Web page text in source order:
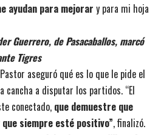
ayudan para mejorar y para mi hoja
Guerrero, de Pasacaballos, marcó
Tigres
aseguró qué es lo que le pide el
cancha a disputar los partidos. “El
conectado, que demuestre que
siempre esté positivo”, finalizó.